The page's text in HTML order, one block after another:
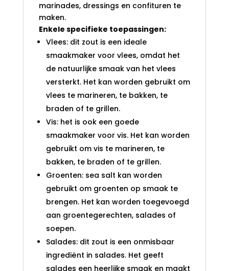
marinades, dressings en confituren te
maken.
Enkele specifieke toepassingen:
Vlees: dit zout is een ideale
smaakmaker voor vlees, omdat het
de natuurlijke smaak van het vlees
versterkt. Het kan worden gebruikt om
vlees te marineren, te bakken, te
braden of te grillen.
Vis: het is ook een goede
smaakmaker voor vis. Het kan worden
gebruikt om vis te marineren, te
bakken, te braden of te grillen.
Groenten: sea salt kan worden
gebruikt om groenten op smaak te
brengen. Het kan worden toegevoegd
aan groentegerechten, salades of
soepen.
Salades: dit zout is een onmisbaar
ingrediënt in salades. Het geeft
salades een heerlijke smaak en maakt